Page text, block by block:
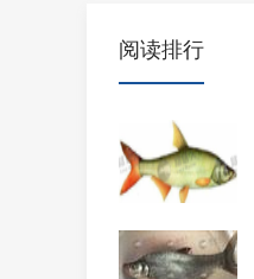
阅读排行